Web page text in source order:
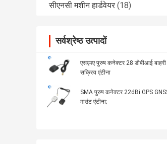
सीएनसी मशीन हार्डवेयर (18)
सर्वश्रेष्ठ उत्पादों
एसएमए पुरुष कनेक्टर 28 डीबीआई बाहरी
सक्रिय एंटीना
SMA पुरुष कनेक्टर 22dBi GPS
माउंट एंटीना;